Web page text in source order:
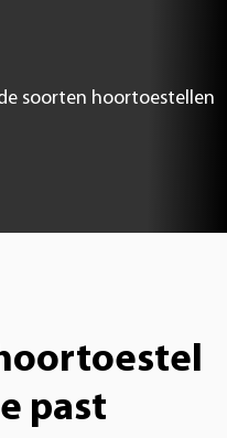
soorten hoortoestellen
past